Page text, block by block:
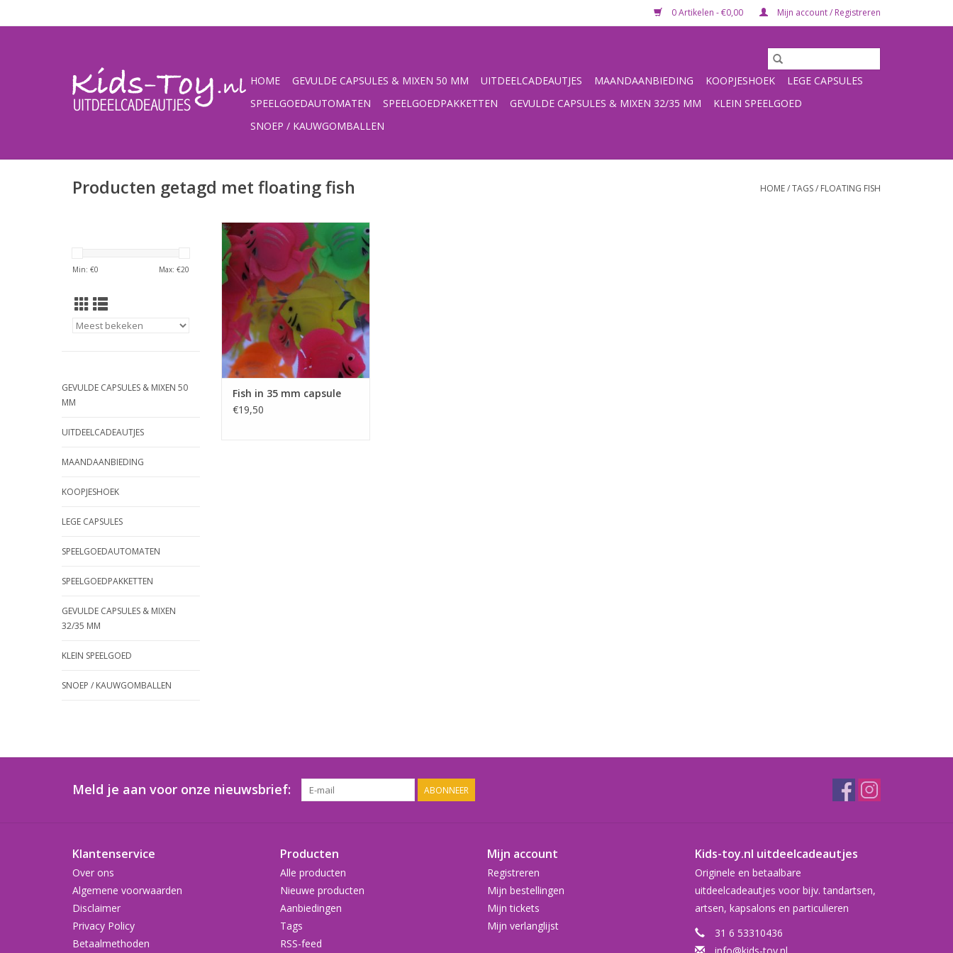
0 Artikelen - €0,00 Mijn account / Registreren
HOME GEVULDE CAPSULES & MIXEN 50 MM UITDEELCADEAUTJES MAANDAANBIEDING KOOPJESHOEK
LEGE CAPSULES
SPEELGOEDAUTOMATEN
SPEELGOEDPAKKETTEN GEVULDE CAPSULES & MIXEN 32/35 MM
KLEIN SPEELGOED
SNOEP / KAUWGOMBALLEN
Producten getagd met floating fish HOME/TAGS/ FLOATING FISH
Min: €0 Max: €20
GEVULDE CAPSULES & MIXEN 50
MM
UITDEELCADEAUTJES
MAANDAANBIEDING
KOOPJESHOEK
LEGE CAPSULES
SPEELGOEDAUTOMATEN
SPEELGOEDPAKKETTEN
GEVULDE CAPSULES & MIXEN
32/35 MM
KLEIN SPEELGOED
SNOEP / KAUWGOMBALLEN
Vrolijk gekleurde visjes, ca 32 mm
lang , blijven rechtop drijven in
het water (zie foto,s),Verpakt per
50 stuks in 35 mm capsule,
geschikt voor de
speelgoedautomaat,
TOEVOEGEN AAN WINKELWAGEN
Fish in 35 mm capsule
€19,50
Meld je aan voor onze nieuwsbrief: ABONNEER
Klantenservice
Over ons
Algemene voorwaarden
Disclaimer
Privacy Policy
Betaalmethoden
Producten
Alle producten
Nieuwe producten
Aanbiedingen
Tags
RSS-feed
Mijn account
Registreren
Mijn bestellingen
Mijn tickets
Mijn verlanglijst
Kids-toy.nl uitdeelcadeautjes
Originele en betaalbare
uitdeelcadeautjes voor bijv. tandartsen,
artsen, kapsalons en particulieren
31 6 53310436